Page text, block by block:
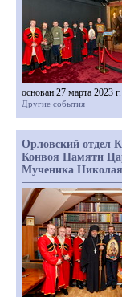
основан 27 марта 2023 г.
Другие события
Орловский отдел
Конвоя Памяти
Мученика